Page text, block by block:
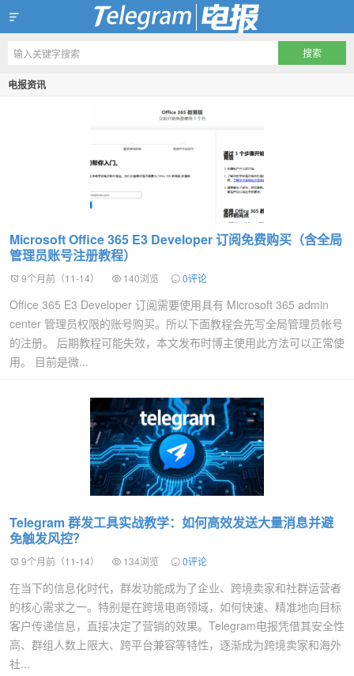
Telegram X 官网下载
电报资讯
Microsoft Office 365 E3 Developer 订阅免费购买（含全局
管理员账号注册教程）
9个月前（11-14） 140浏览 0评论
Office 365 E3 Developer 订阅需要使用具有 Microsoft 365 admin
center 管理员权限的账号购买。所以下面教程会先写全局管理员帐号
的注册。 后期教程可能失效，本文发布时博主使用此方法可以正常使
用。 目前是微...
Telegram 群发工具实战教学：如何高效发送大量消息并避
免触发风控？
9个月前（11-14） 134浏览 0评论
在当下的信息化时代，群发功能成为了企业、跨境卖家和社群运营者
的核心需求之一。特别是在跨境电商领域，如何快速、精准地向目标
客户传递信息，直接决定了营销的效果。Telegram电报凭借其安全性
高、群组人数上限大、跨平台兼容等特性，逐渐成为跨境卖家和海外
社...